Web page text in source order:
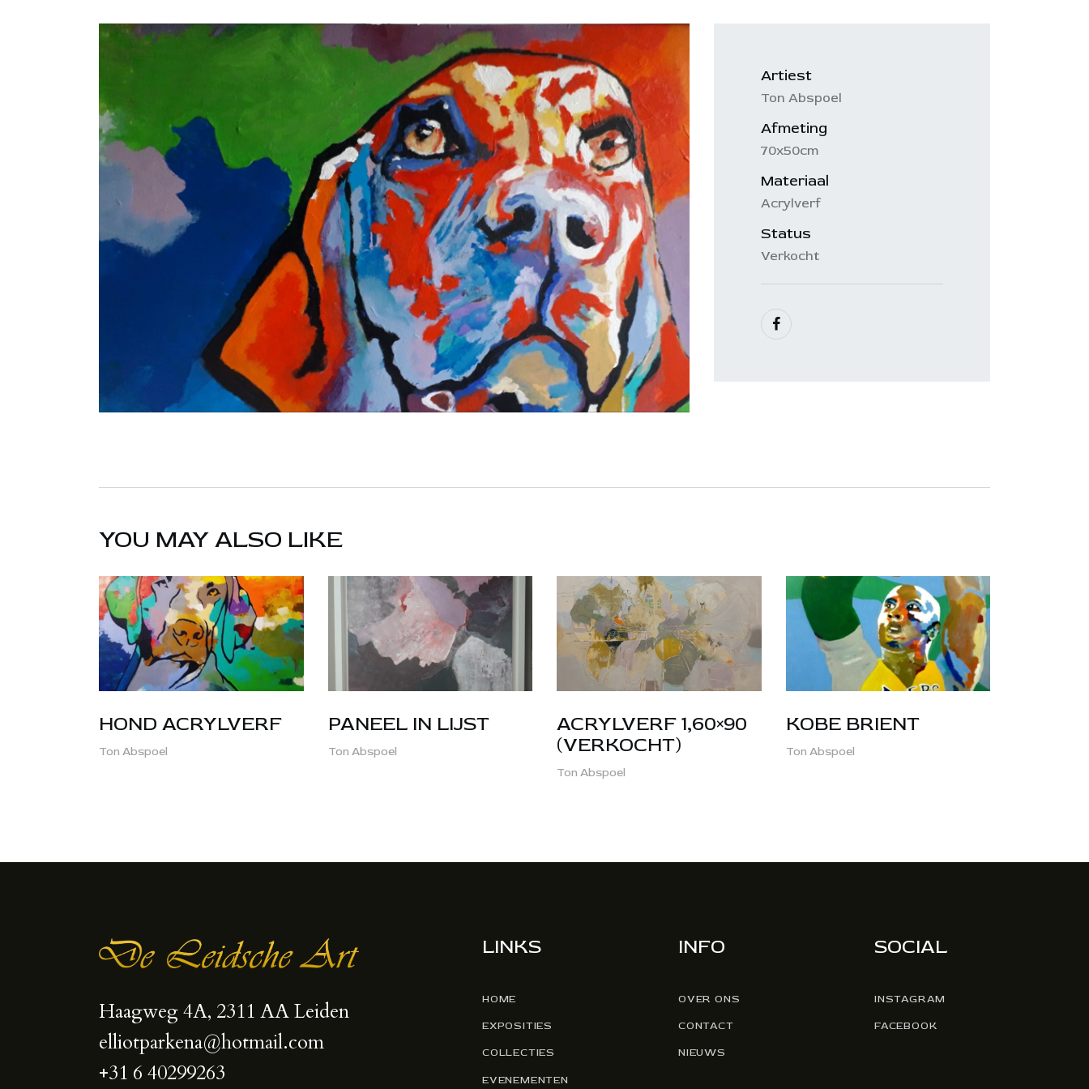
Artiest
Ton Abspoel
Afmeting
70x50cm
Materiaal
Acrylverf
Status
Verkocht
YOU MAY ALSO LIKE
HOND ACRYLVERF
Ton Abspoel
PANEEL IN LIJST
Ton Abspoel
ACRYLVERF 1,60×90
(VERKOCHT)
Ton Abspoel
KOBE BRIENT
Ton Abspoel
Haagweg 4A, 2311 AA Leiden
elliotparkena@hotmail.com
+31 6 40299263
LINKS
HOME
EXPOSITIES
COLLECTIES
EVENEMENTEN
INFO
OVER ONS
CONTACT
NIEUWS
SOCIAL
INSTAGRAM
FACEBOOK